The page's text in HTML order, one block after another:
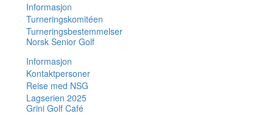
Informasjon
Turneringskomitéen
Turneringsbestemmelser
Norsk Senior Golf
Informasjon
Kontaktpersoner
Reise med NSG
Lagserien 2025
Grini Golf Café